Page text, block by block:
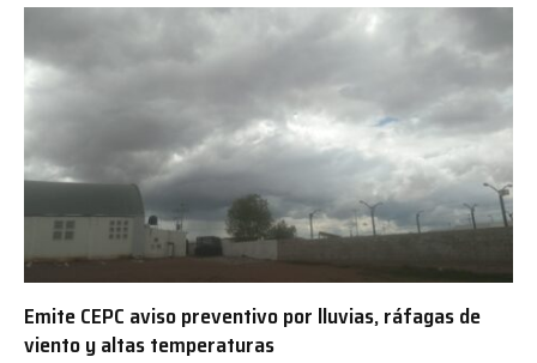
Emite CEPC aviso preventivo por lluvias, ráfagas de
viento y altas temperaturas